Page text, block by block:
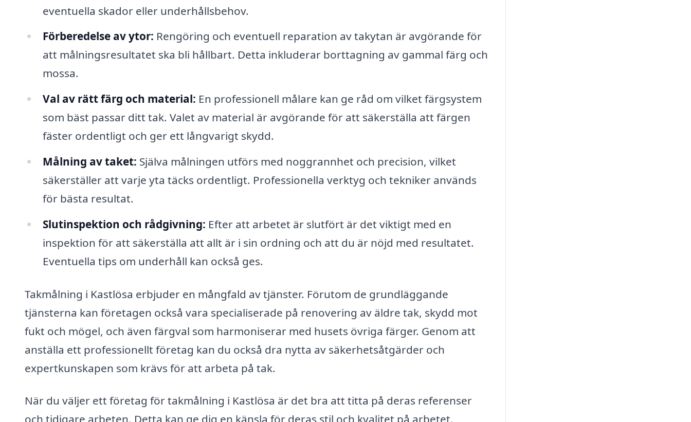
eventuella skador eller underhållsbehov.
Förberedelse av ytor: Rengöring och eventuell reparation av takytan är avgörande för
att målningsresultatet ska bli hållbart. Detta inkluderar borttagning av gammal färg och
mossa.
Val av rätt färg och material: En professionell målare kan ge råd om vilket färgsystem
som bäst passar ditt tak. Valet av material är avgörande för att säkerställa att färgen
fäster ordentligt och ger ett långvarigt skydd.
Målning av taket: Själva målningen utförs med noggrannhet och precision, vilket
säkerställer att varje yta täcks ordentligt. Professionella verktyg och tekniker används
för bästa resultat.
Slutinspektion och rådgivning: Efter att arbetet är slutfört är det viktigt med en
inspektion för att säkerställa att allt är i sin ordning och att du är nöjd med resultatet.
Eventuella tips om underhåll kan också ges.
Takmålning i Kastlösa erbjuder en mångfald av tjänster. Förutom de grundläggande
tjänsterna kan företagen också vara specialiserade på renovering av äldre tak, skydd mot
fukt och mögel, och även färgval som harmoniserar med husets övriga färger. Genom att
anställa ett professionellt företag kan du också dra nytta av säkerhetsåtgärder och
expertkunskapen som krävs för att arbeta på tak.
När du väljer ett företag för takmålning i Kastlösa är det bra att titta på deras referenser